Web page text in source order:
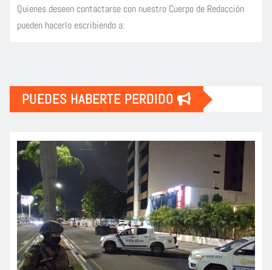
Quienes deseen contactarse con nuestro Cuerpo de Redacción
pueden hacerlo escribiendo a:
PUEDES HABERTE PERDIDO